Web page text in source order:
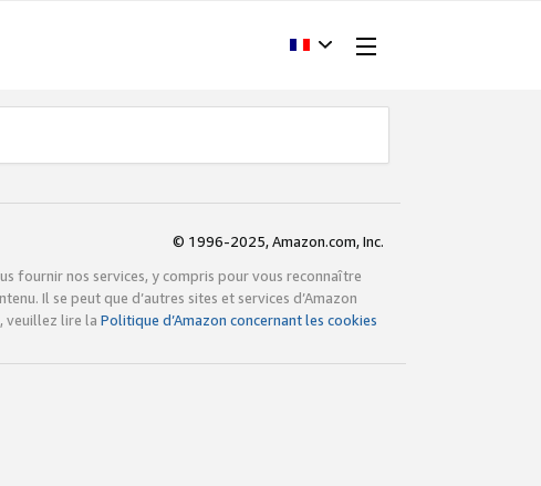
© 1996-2025, Amazon.com, Inc.
fournir nos services, y compris pour vous reconnaître
Il se peut que d’autres sites et services d’Amazon
veuillez lire la Politique d’Amazon concernant les cookies